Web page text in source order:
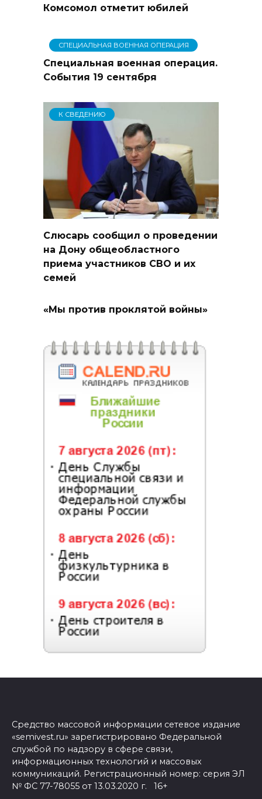
Комсомол отметит юбилей
СПЕЦИАЛЬНАЯ ВОЕННАЯ ОПЕРАЦИЯ
Специальная военная операция.
События 19 сентября
К СВЕДЕНИЮ
Слюсарь сообщил о проведении
на Дону общеобластного
приема участников СВО и их
семей
«Мы против проклятой войны»
Средство массовой информации сетевое издание
«semivest.ru» зарегистрировано Федеральной
службой по надзору в сфере связи,
информационных технологий и массовых
коммуникаций. Регистрационный номер: серия ЭЛ
№ ФС 77-78055 от 13.03.2020 г. 16+